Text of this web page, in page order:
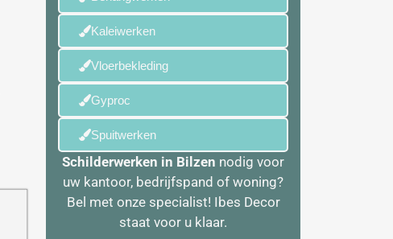
Kaleiwerken
Vloerbekleding
Gyproc
Spuitwerken
Schilderwerken in Bilzen nodig voor
uw kantoor, bedrijfspand of woning?
Bel met onze specialist! Ibes Decor
staat voor u klaar.